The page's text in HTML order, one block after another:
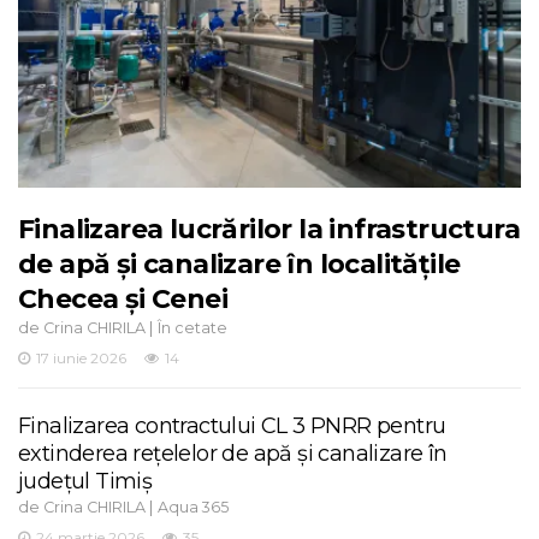
Finalizarea lucrărilor la infrastructura
de apă și canalizare în localitățile
Checea și Cenei
de Crina CHIRILA | În cetate
17 iunie 2026
14
Finalizarea contractului CL 3 PNRR pentru
extinderea rețelelor de apă și canalizare în
județul Timiș
de Crina CHIRILA | Aqua 365